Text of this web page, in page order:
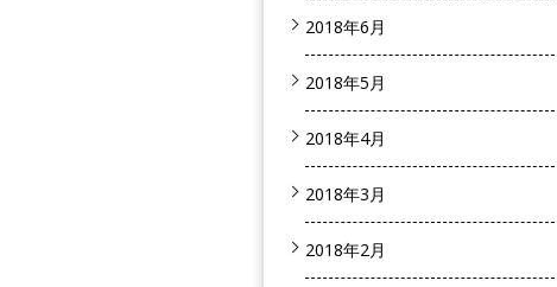
2018年6月
2018年5月
2018年4月
2018年3月
2018年2月